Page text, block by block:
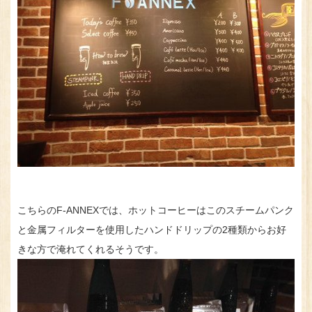
こちらのF-ANNEXでは、ホットコーヒーはこのスチームパンク
と金属フィルターを使用したハンドドリップの2種類からお好
きな方で淹れてくれるそうです。